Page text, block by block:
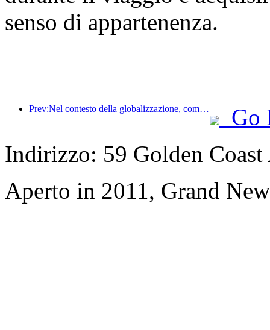
senso di appartenenza.
Prev:Nel contesto della globalizzazione, come può il settore alberghiero trovare spunti di crescita emergenti?
Go
Indirizzo: 59 Golden Coast
Aperto in 2011, Grand